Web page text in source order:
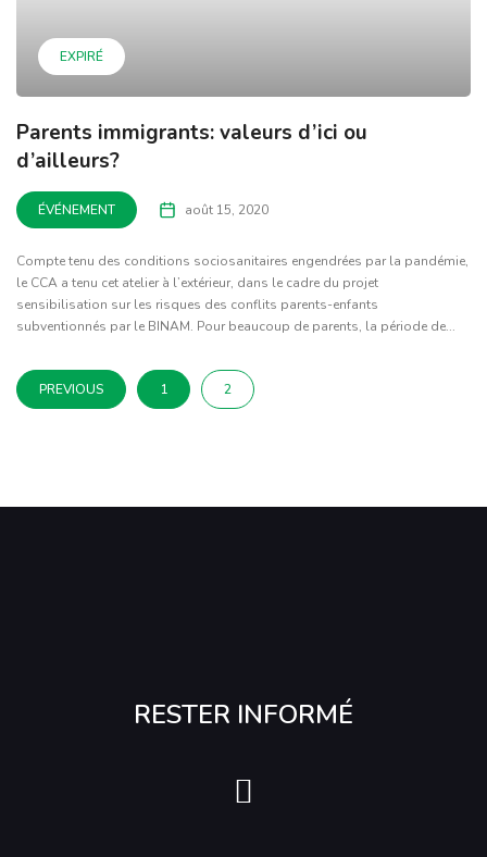
EXPIRÉ
Parents immigrants: valeurs d’ici ou
d’ailleurs?
ÉVÉNEMENT août 15, 2020
Compte tenu des conditions sociosanitaires engendrées par la pandémie,
le CCA a tenu cet atelier à l’extérieur, dans le cadre du projet
sensibilisation sur les risques des conflits parents-enfants
subventionnés par le BINAM. Pour beaucoup de parents, la période de...
PREVIOUS 1 2
RESTER INFORMÉ